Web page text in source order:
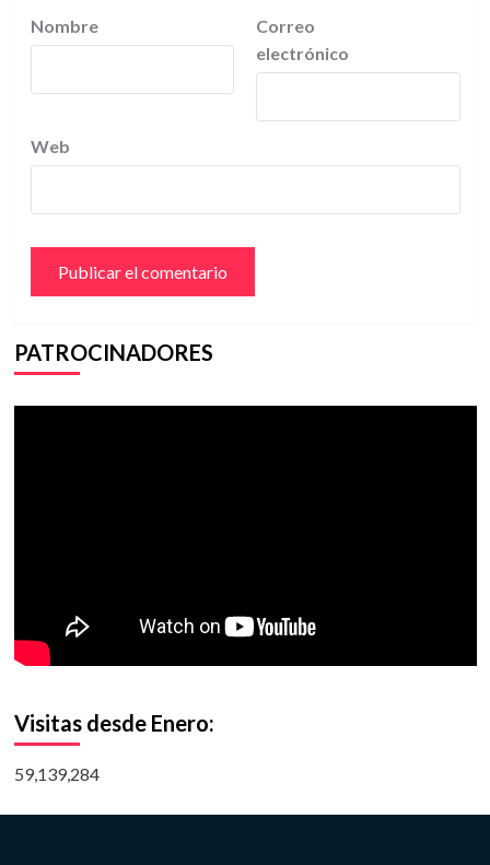
Nombre
Correo
electrónico
Web
PATROCINADORES
Visitas desde Enero:
59,139,284